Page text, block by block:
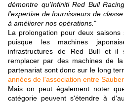
démontre qu'Infiniti Red Bull
l'expertise de fournisseurs de
à améliorer nos opérations. "
La prolongation pour deux saisons
puisque les machines
infrastructures de Red Bull et il
remplacer par des machines de
partenariat sont donc sur le long
années de l'association entre
Mais on peut également noter
catégorie peuvent s'étendre à